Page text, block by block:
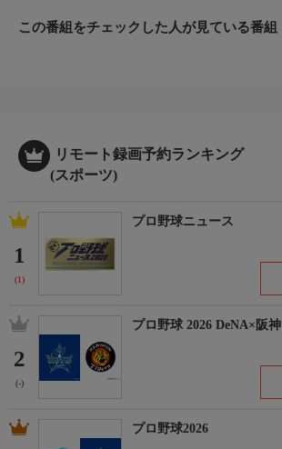
この番組をチェックした人が見ている番組
リモート録画予約ランキング
(スポーツ)
1
(1)
プロ野球ニュース
2
(-)
プロ野球 2026 DeNA×阪神
プロ野球2026